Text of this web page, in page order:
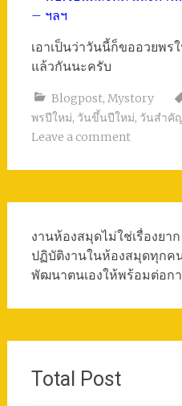
– ฯลฯ
เอาเป็นว่าวันนี้ก็ขออวยพร
แล้วกันนะครับ
Blogpost, Mystory
พรปีใหม่, วันขึ้นปีใหม่, วันสำคั
Leave a comment
งานห้องสมุดไม่ใช่เรื่องยา
ปฏิบัติงานในห้องสมุดทุกค
พัฒนาตนเองให้พร้อมต่อก
Total Post